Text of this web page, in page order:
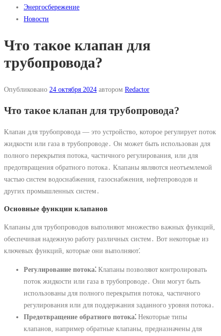
Энергосбережение
Новости
Что такое клапан для
трубопровода?
Опубликовано 24 октября 2024 автором Redactor
Что такое клапан для трубопровода?
Клапан для трубопровода ― это устройство, которое регулирует поток
жидкости или газа в трубопроводе․ Он может быть использован для
полного перекрытия потока, частичного регулирования, или для
предотвращения обратного потока․ Клапаны являются неотъемлемой
частью систем водоснабжения, газоснабжения, нефтепроводов и
других промышленных систем․
Основные функции клапанов
Клапаны для трубопроводов выполняют множество важных функций,
обеспечивая надежную работу различных систем․ Вот некоторые из
ключевых функций, которые они выполняют⁚
Регулирование потока⁚ Клапаны позволяют контролировать
поток жидкости или газа в трубопроводе․ Они могут быть
использованы для полного перекрытия потока, частичного
регулирования или для поддержания заданного уровня потока․
Предотвращение обратного потока⁚ Некоторые типы
клапанов, например обратные клапаны, предназначены для